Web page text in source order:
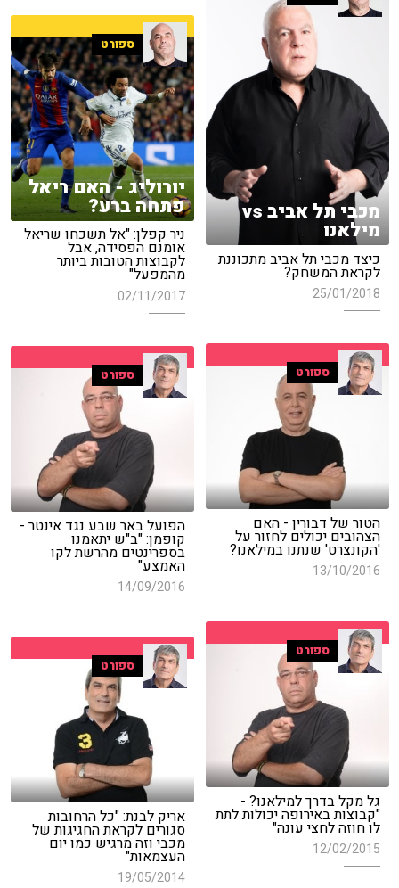
מכבי תל אביב vs
מילאנו
כיצד מכבי תל אביב מתכוננת
לקראת המשחק?
25/01/2018
ספורט
יורוליג - האם ריאל
פתחה ברע?
ניר קפלן: "אל תשכחו שריאל
אומנם הפסידה, אבל
לקבוצות הטובות ביותר
מהמפעל"
02/11/2017
ספורט
הטור של דבורין - האם
הצהובים יכולים לחזור על
'הקונצרט' שנתנו במילאנו?
13/10/2016
ספורט
הפועל באר שבע נגד אינטר -
קופמן: "ב"ש יתאמנו
בספרינטים מהרשת לקו
האמצע"
14/09/2016
ספורט
גל מקל בדרך למילאנו? -
"קבוצות באירופה יכולות לתת
לו חוזה לחצי עונה"
12/02/2015
ספורט
אריק לבנת: "כל הרחובות
סגורים לקראת החגיגות של
מכבי וזה מרגיש כמו יום
העצמאות"
19/05/2014